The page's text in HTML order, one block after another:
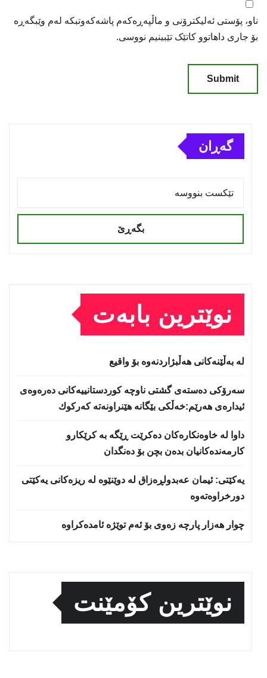
ناو، پۆستی ئەلیکترۆنی و ماڵپەڕەکەم پاشەکەوتبکە لەم وێبگەڕە
بۆ جاری داهاتوو کاتێک تێبینیم نووسی.
گەڕان
بگەڕێ
نوێترین بابەت
لە بەڵێنەکانی هەڵبژاردنەوە بۆ واقیع
سه‌رۆكی دەستەی گشتی ناوچە كوردستانییەكانی دەرەوەی
ئیدارەی هەرێم:خه‌ڵكی بێگانه‌ هێنراونه‌ته‌ كه‌ركوك
داوا لە خاوەنکارەکان دەکرێت ڕێگە بە کرێکارو
کارمەندەکانیان بدەن بچن بۆ دەنگدان
یه‌كێتی: ئیمان عه‌بدولڕه‌زاق له‌ دوێنێوه‌ له‌ ریزه‌كانی یه‌كێتی
دورخراوه‌ته‌وه‌
چوار هەزار پارچە زەوی بۆ ئەم توێژە ئامدەکراوە
نوێترین کۆمێنت